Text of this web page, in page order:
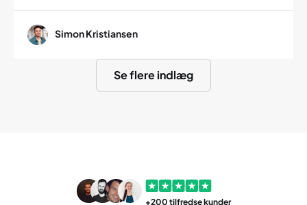
anbefalinger til, hvordan du gør dine videoer
korte, lette og optimerede, så de ser flotte ud
uden at sløve din hjemmeside.
Simon Kristiansen
Se flere indlæg
+200 tilfredse kunder